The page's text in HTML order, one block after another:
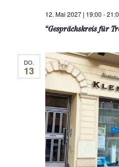
12. Mai 2027 | 19:00 -
“Gesprächskreis für
DO.
13